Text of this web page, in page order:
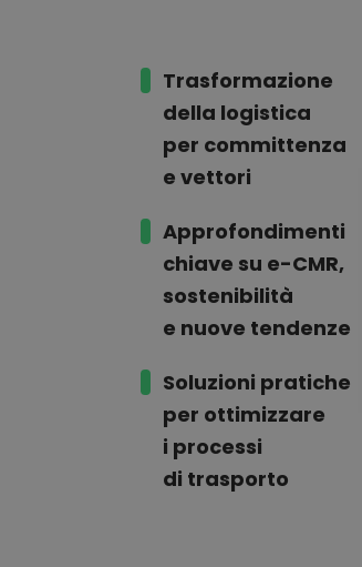
Trasformazione
della logistica
per committenza
e vettori
Approfondimenti
chiave su e-CMR,
sostenibilità
e nuove tendenze
Soluzioni pratiche
per ottimizzare
i processi
di trasporto